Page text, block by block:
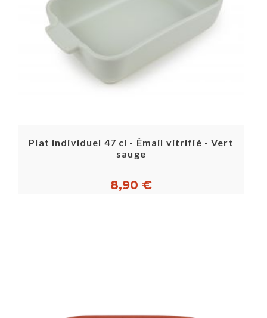
Plat individuel 47 cl - Émail vitrifié - Vert
sauge
8,90 €